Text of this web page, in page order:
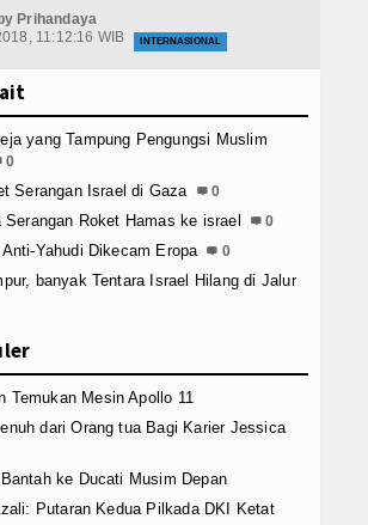
3 Cewek K-Pop Paling Hot Jalan Bersama
7 Efek Buruk dari Konsumsi Obat Tidur
Kamera Mirorless Style Retro
3 Cewek K-Pop Paling Hot Jalan Bersama
7 Efek Buruk dari Konsumsi Obat Tidur
Cikal Bakal Transformer segera relase untuk
S1 Kamera Mirorless Style Retro
yang terjadi
Crutchlow Finis di Posisi 19
Prihandaya
11:12:16 WIB
INTERNASIONAL
yang Tampung Pengungsi Muslim
0
Serangan Israel di Gaza 0
Serangan Roket Hamas ke israel 0
Yahudi Dikecam Eropa 0
banyak Tentara Israel Hilang di Jalur
Temukan Mesin Apollo 11
dari Orang tua Bagi Karier Jessica
ke Ducati Musim Depan
Putaran Kedua Pilkada DKI Ketat